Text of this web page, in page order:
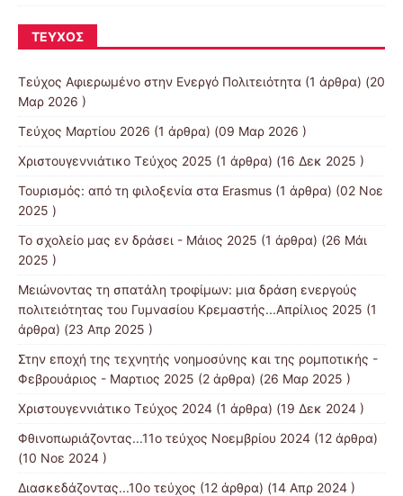
ΤΕΎΧΟΣ
Τεύχος Αφιερωμένο στην Ενεργό Πολιτειότητα (1 άρθρα) (20
Μαρ 2026 )
Τεύχος Μαρτίου 2026 (1 άρθρα) (09 Μαρ 2026 )
Χριστουγεννιάτικο Τεύχος 2025 (1 άρθρα) (16 Δεκ 2025 )
Τουρισμός: από τη φιλοξενία στα Erasmus (1 άρθρα) (02 Νοε
2025 )
Το σχολείο μας εν δράσει - Μάιος 2025 (1 άρθρα) (26 Μάι
2025 )
Μειώνοντας τη σπατάλη τροφίμων: μια δράση ενεργούς
πολιτειότητας του Γυμνασίου Κρεμαστής...Απρίλιος 2025 (1
άρθρα) (23 Απρ 2025 )
Στην εποχή της τεχνητής νοημοσύνης και της ρομποτικής -
Φεβρουάριος - Μαρτιος 2025 (2 άρθρα) (26 Μαρ 2025 )
Χριστουγεννιάτικο Τεύχος 2024 (1 άρθρα) (19 Δεκ 2024 )
Φθινοπωριάζοντας...11ο τεύχος Νοεμβρίου 2024 (12 άρθρα)
(10 Νοε 2024 )
Διασκεδάζοντας...10ο τεύχος (12 άρθρα) (14 Απρ 2024 )